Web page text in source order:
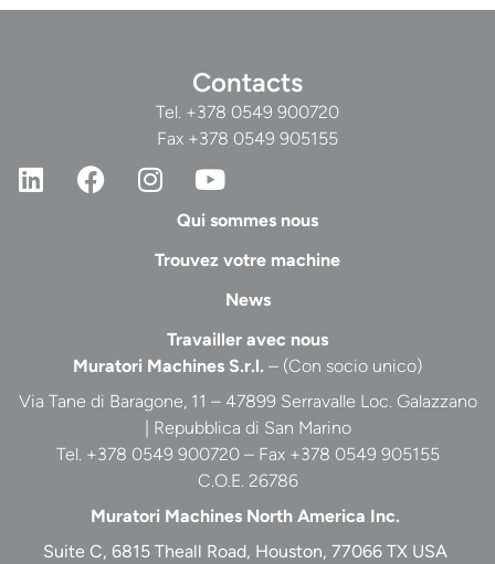
Muratori Machines S.r.l. – (Con socio unico)
Via Tane di Baragone, 11 – 47899 Serravalle Loc. Galazzano
| Repubblica di San Marino
Tel. +378 0549 900720 – Fax +378 0549 905155
C.O.E. 26786
Muratori Machines North America Inc.
Suite C, 6815 Theall Road, Houston, 77066 TX USA
Qui sommes nous
Trouvez votre machine
News
Travailler avec nous
Contacts
Tel. +378 0549 900720
Fax +378 0549 905155